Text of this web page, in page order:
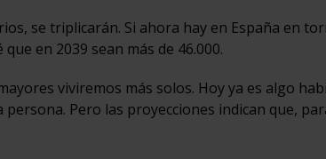
se triplicarán. Si ahora hay en España en
en 2039 sean más de 46.000.
viviremos más solos. Hoy ya es algo
Pero las proyecciones indican que,